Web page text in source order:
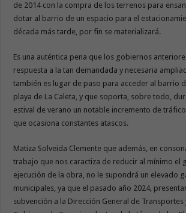
de 2014 con la compra de los terrenos para
dotar al barrio de un espacio para el
década más tarde, por fin se materializará.
Es una auténtica pena que los gobiernos
respuesta a la tan demandada y necesaria
también es lugar de paso para acceder al barrio
playa de La Caleta, y que soporta, sobre todo,
estival de verano un notable incremento de
que ocasiona constantes atascos.
Matiza Solveida Clemente que además, en
trabajo que nos caractiza de reducir al mínimo el
ejecución de la obra, no le supondrá un elevado
municipales, ya que el pasado año 2024,
subvención a la Dirección General de Transportes